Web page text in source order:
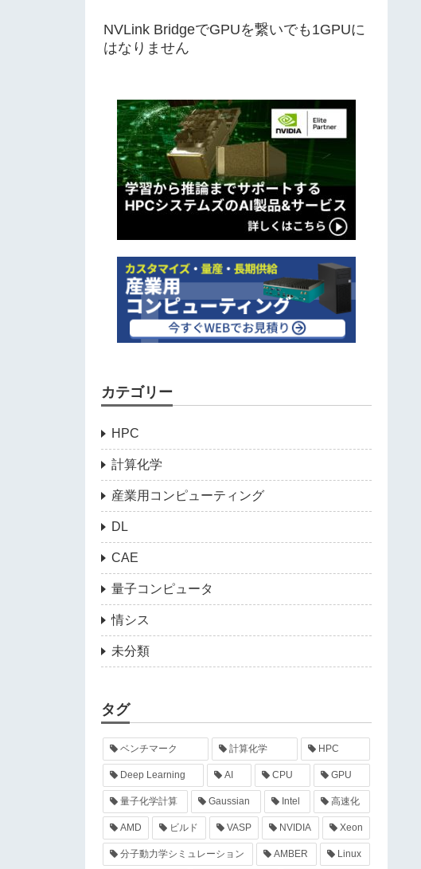
NVLink BridgeでGPUを繋いでも1GPUに
はなりません
カテゴリー
HPC
計算化学
産業用コンピューティング
DL
CAE
量子コンピュータ
情シス
未分類
タグ
ベンチマーク 計算化学 HPC
Deep Learning AI CPU GPU
量子化学計算 Gaussian Intel 高速化
AMD ビルド VASP NVIDIA Xeon
分子動力学シミュレーション AMBER Linux